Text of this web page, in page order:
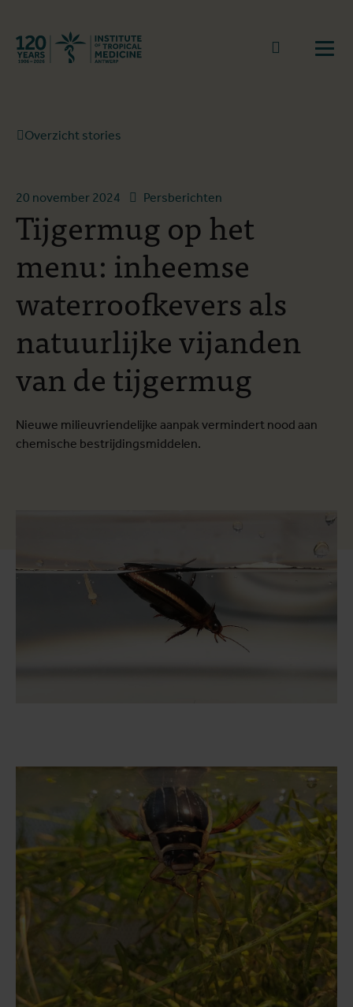
Terug naar start
Naar
Overzicht stories
20 november 2024 Persberichten
Tijgermug op het
menu: inheemse
waterroofkevers als
natuurlijke vijanden
van de tijgermug
Nieuwe milieuvriendelijke aanpak vermindert nood aan
chemische bestrijdingsmiddelen.